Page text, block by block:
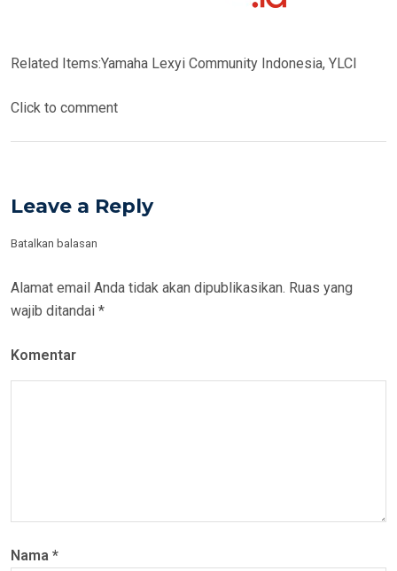
Related Items:Yamaha Lexyi Community Indonesia, YLCI
Click to comment
Leave a Reply
Batalkan balasan
Alamat email Anda tidak akan dipublikasikan. Ruas yang
wajib ditandai *
Komentar
Nama *